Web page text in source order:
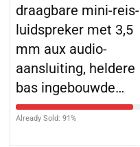
draagbare mini-reis-
luidspreker met 3,5
mm aux audio-
aansluiting, heldere
bas ingebouwde…
Already Sold: 91%